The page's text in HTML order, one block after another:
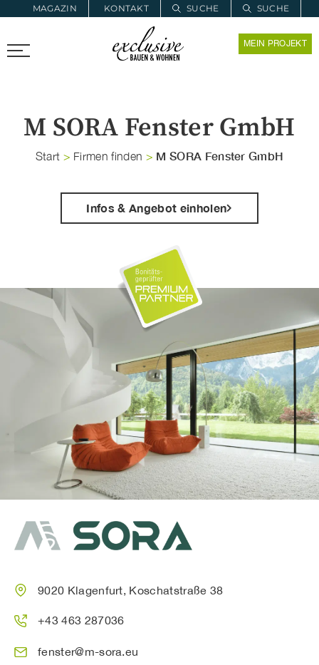
MAGAZIN KONTAKT SUCHE
SUCHE
PROARCHITEC PROINSTALL MEIN PROJEKT
M SORA Fenster GmbH
Start > Firmen finden > M SORA Fenster GmbH
Infos & Angebot einholen
9020 Klagenfurt, Koschatstraße 38
+43 463 287036
fenster@m-sora.eu